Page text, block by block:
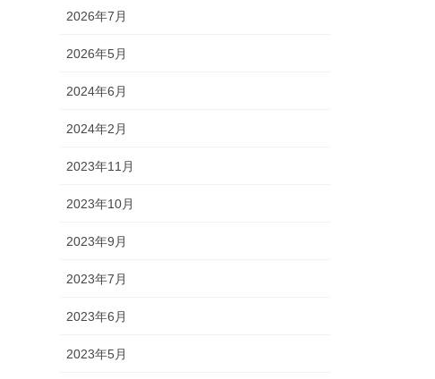
2026年7月
2026年5月
2024年6月
2024年2月
2023年11月
2023年10月
2023年9月
2023年7月
2023年6月
2023年5月